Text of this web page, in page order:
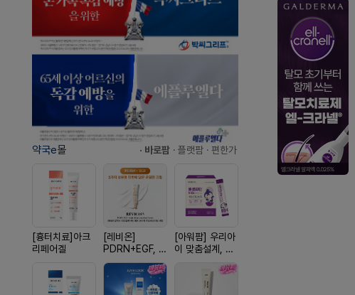
약국e몰 · 바로팜 · 플랫팜 · 편한가
[흉터치료]아크
리페어겔
[레비온]
PDRN+EGF, 레
비온RX PDRN
EGF 크림
[아워팜] 우리아
이 맞춤설계, 바
더베리맛